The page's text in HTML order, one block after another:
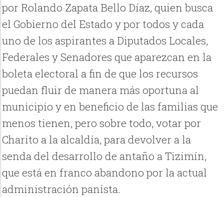
por Rolando Zapata Bello Díaz, quien busca
el Gobierno del Estado y por todos y cada
uno de los aspirantes a Diputados Locales,
Federales y Senadores que aparezcan en la
boleta electoral a fin de que los recursos
puedan fluir de manera más oportuna al
municipio y en beneficio de las familias que
menos tienen, pero sobre todo, votar por
Charito a la alcaldía, para devolver a la
senda del desarrollo de antaño a Tizimín,
que está en franco abandono por la actual
administración panista.